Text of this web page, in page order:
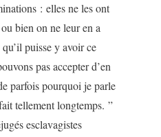
: elles ne les ont
bien on ne leur en a
puisse y avoir ce
pas accepter d’en
parfois pourquoi je parle
tellement longtemps. ”
esclavagistes